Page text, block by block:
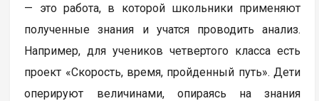
— это работа, в которой школьники применяют
полученные знания и учатся проводить анализ.
Например, для учеников четвертого класса есть
проект «Скорость, время, пройденный путь». Дети
оперируют величинами, опираясь на знания